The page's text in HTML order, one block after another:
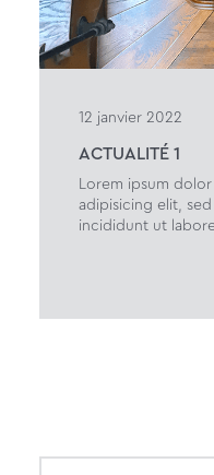
12 janvier 2022
ACTUALITÉ 1
Lorem ipsum
adipisicing elit,
incididunt ut